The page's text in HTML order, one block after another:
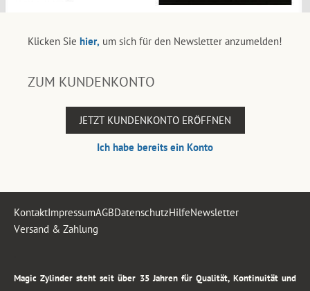
Klicken Sie hier, um sich für den Newsletter anzumelden!
ZUM KUNDENKONTO
JETZT KUNDENKONTO ERÖFFNEN
Ich habe bereits ein Konto
KontaktImpressumAGBDatenschutzHilfeNewsletter
Versand & Zahlung
Magic Zylinder steht seit über 35 Jahren für Qualität, Kontinuität und